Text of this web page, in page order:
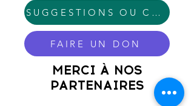
SUGGESTIONS OU COMMENTAIRES
FAIRE UN DON
MERCI À NOS
PARTENAIRES